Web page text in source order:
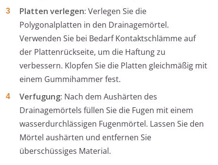
Platten verlegen: Verlegen Sie die
Polygonalplatten in den Drainagemörtel.
Verwenden Sie bei Bedarf Kontaktschlämme auf
der Plattenrückseite, um die Haftung zu
verbessern. Klopfen Sie die Platten gleichmäßig mit
einem Gummihammer fest.
Verfugung: Nach dem Aushärten des
Drainagemörtels füllen Sie die Fugen mit einem
wasserdurchlässigen Fugenmörtel. Lassen Sie den
Mörtel aushärten und entfernen Sie
überschüssiges Material.